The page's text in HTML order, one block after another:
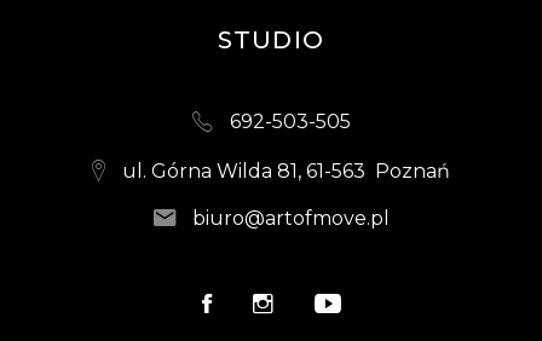
STUDIO
692-503-505
ul. Górna Wilda 81, 61-563 Poznań
biuro@artofmove.pl